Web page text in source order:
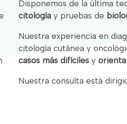
Disponemos de la última
citologíay pruebas de
Nuestra experiencia en
citología cutánea y
casos más difícilesy
Nuestra consulta está